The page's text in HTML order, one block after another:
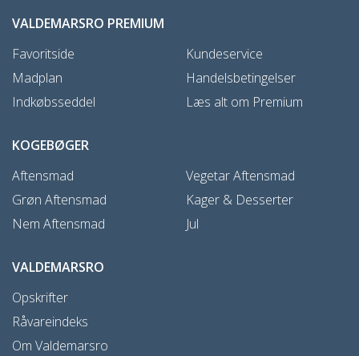
VALDEMARSRO PREMIUM
Favoritside
Madplan
Indkøbsseddel
Kundeservice
Handelsbetingelser
Læs alt om Premium
KOGEBØGER
Aftensmad
Grøn Aftensmad
Nem Aftensmad
Vegetar Aftensmad
Kager & Desserter
Jul
VALDEMARSRO
Opskrifter
Råvareindeks
Om Valdemarsro